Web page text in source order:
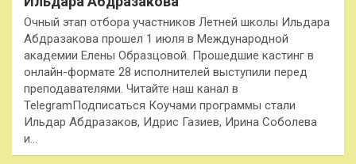
Очный этап отбора участников Летней школы Ильдара
Абдразакова прошел 1 июля в Международной
академии Елены Образцовой. Прошедшие кастинг в
онлайн-формате 28 исполнителей выступили перед
преподавателями. Читайте наш канал в
TelegramПодписаться Коучами программы стали
Ильдар Абдразаков, Идрис Газиев, Ирина Соболева
и…